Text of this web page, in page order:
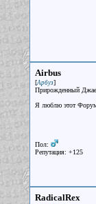
Airbus
[Арбуз]
Прирожденный
Я люблю этот
Пол:
Репутация: +125
RadicalRex